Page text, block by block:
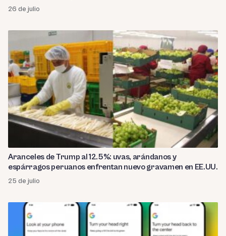
26 de julio
Aranceles de Trump al 12.5%: uvas, arándanos y
espárragos peruanos enfrentan nuevo gravamen en EE.UU.
25 de julio